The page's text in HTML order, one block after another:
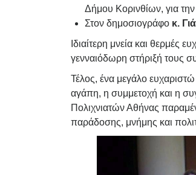
Δήμου Κορινθίων, για
Στον δημοσιογράφο κ.
Ιδιαίτερη μνεία και θερμές
γενναιόδωρη στήριξή τους
Τέλος, ένα μεγάλο
αγάπη, η συμμετοχή και η
Πολιχνιατών Αθήνας
παράδοσης, μνήμης και